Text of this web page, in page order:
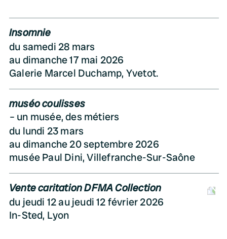
Insomnie
du samedi 28 mars
au dimanche 17 mai 2026
Galerie Marcel Duchamp, Yvetot.
muséo coulisses
un musée, des métiers
du lundi 23 mars
au dimanche 20 septembre 2026
musée Paul Dini, Villefranche-Sur-Saône
Vente caritation DFMA Collection
du jeudi 12 au jeudi 12 février 2026
In-Sted, Lyon